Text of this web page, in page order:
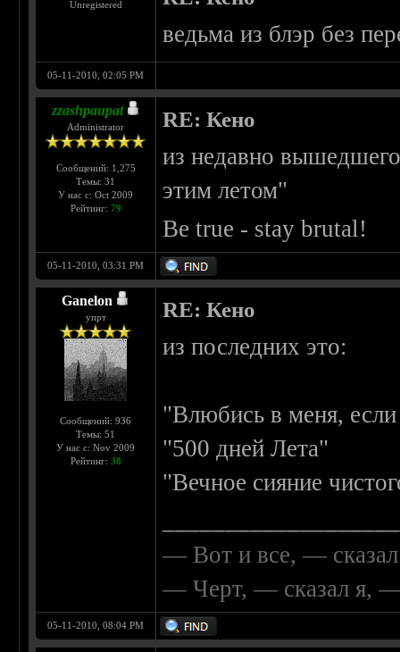
Unregistered
ведьма из блэр без
05-11-2010, 02:05 PM
zzashpaupat
Administrator
Сообщений: 1,275
Темы: 31
У нас с: Oct 2009
Рейтинг: 79
RE: Кено
из недавно
этим летом"
Be true - stay brutal!
05-11-2010, 03:31 PM
Ganelon
упрт
Сообщений: 936
Темы: 51
У нас с: Nov 2009
Рейтинг: 38
RE: Кено
из последних это:
"Влюбись в меня,
"500 дней Лета"
"Вечное сияние
— Вот и все, —
— Черт, — сказал я, —
05-11-2010, 08:04 PM